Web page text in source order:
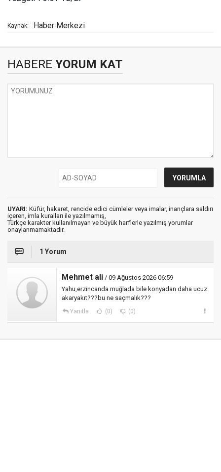
Kaynak: Haber Merkezi
HABERE YORUM KAT
UYARI: Küfür, hakaret, rencide edici cümleler veya imalar, inançlara saldırı
içeren, imla kuralları ile yazılmamış,
Türkçe karakter kullanılmayan ve büyük harflerle yazılmış yorumlar
onaylanmamaktadır.
1 Yorum
Mehmet ali / 09 Ağustos 2026 06:59
Yahu,erzincanda muğlada bile konyadan daha ucuz
akaryakıt???bu ne saçmalık???
Yanıtla (0) (0)